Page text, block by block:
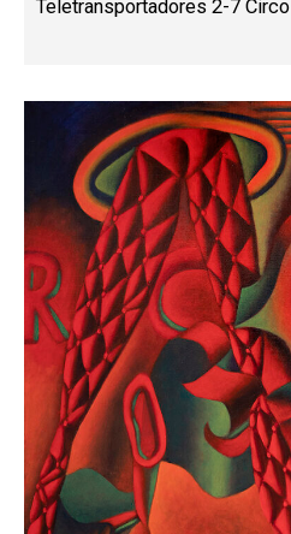
Teletransportadores 2-7 Circo